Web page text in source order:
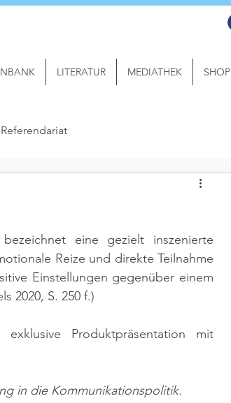
LITERATUR MEDIATHEK SHOP
Referendariat
eine gezielt inszenierte
Reize und direkte Teilnahme
Einstellungen gegenüber einem
2020, S. 250 f.)
Produktpräsentation mit
in die Kommunikationspolitik.